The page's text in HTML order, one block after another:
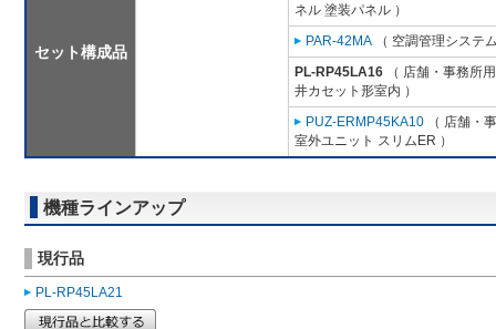
セット構成品
ネル 塗装パネル ）
PAR-42MA （ 空調管理システ
PL-RP45LA16 （ 店舗・事務所
井カセット形室内 ）
PUZ-ERMP45KA10 （ 店舗・
室外ユニット スリムER ）
機種ラインアップ
現行品
PL-RP45LA21